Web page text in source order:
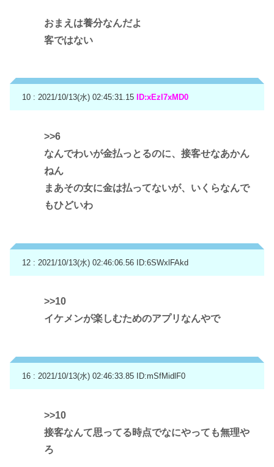
おまえは養分なんだよ
客ではない
10 : 2021/10/13(水) 02:45:31.15 ID:xEzl7xMD0
>>6
なんでわいが金払っとるのに、接客せなあかん
ねん
まあその女に金は払ってないが、いくらなんで
もひどいわ
12 : 2021/10/13(水) 02:46:06.56 ID:6SWxlFAkd
>>10
イケメンが楽しむためのアプリなんやで
16 : 2021/10/13(水) 02:46:33.85 ID:mSfMidlF0
>>10
接客なんて思ってる時点でなにやっても無理や
ろ